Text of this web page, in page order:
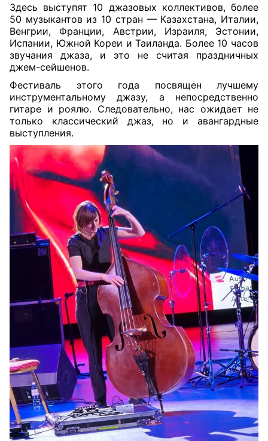
Здесь выступят 10 джазовых коллективов, более
50 музыкантов из 10 стран — Казахстана, Италии,
Венгрии, Франции, Австрии, Израиля, Эстонии,
Испании, Южной Кореи и Таиланда. Более 10 часов
звучания джаза, и это не считая праздничных
джем-сейшенов.
Фестиваль этого года посвящен лучшему
инструментальному джазу, а непосредственно
гитаре и роялю. Следовательно, нас ожидает не
только классический джаз, но и авангардные
выступления.